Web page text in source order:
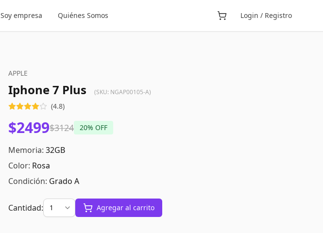
Soy empresa Quiénes Somos Login / Registro
APPLE
Iphone 7 Plus (SKU: NGAP00105-A)
(4.8)
$2499$3124 20% OFF
Memoria: 32GB
Color: Rosa
Condición: Grado A
Cantidad: Agregar al carrito